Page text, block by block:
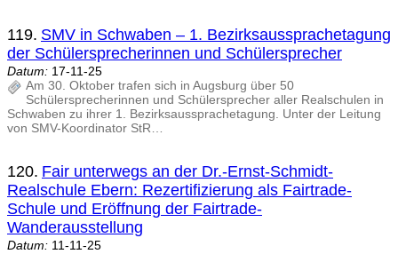
119. SMV in Schwaben – 1. Bezirksaussprachetagung
der Schülersprecherinnen und Schülersprecher
Datum: 17-11-25
Am 30. Oktober trafen sich in Augsburg über 50
Schülersprecherinnen und Schülersprecher aller Realschulen in
Schwaben zu ihrer 1. Bezirksaussprachetagung. Unter der Leitung
von SMV-Koordinator StR…
120. Fair unterwegs an der Dr.-Ernst-Schmidt-
Realschule Ebern: Rezertifizierung als Fairtrade-
Schule und Eröffnung der Fairtrade-
Wanderausstellung
Datum: 11-11-25